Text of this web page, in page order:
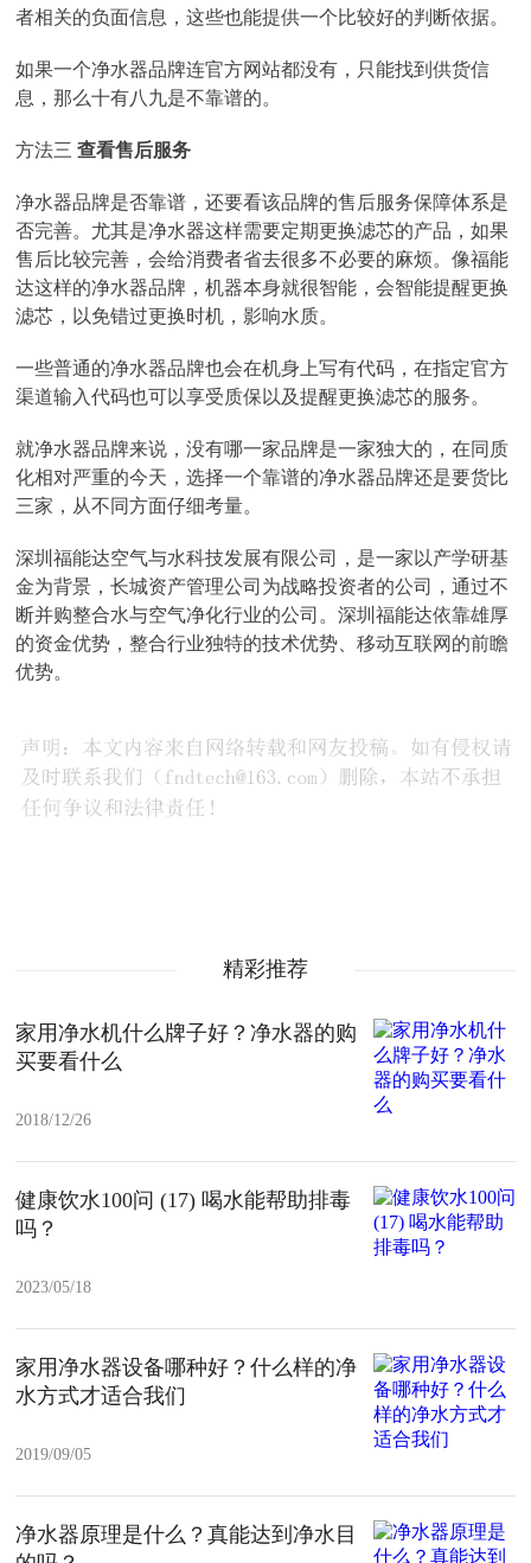
者相关的负面信息，这些也能提供一个比较好的判断依据。
如果一个净水器品牌连官方网站都没有，只能找到供货信
息，那么十有八九是不靠谱的。
方法三查看售后服务
净水器品牌是否靠谱，还要看该品牌的售后服务保障体系是
否完善。尤其是净水器这样需要定期更换滤芯的产品，如果
售后比较完善，会给消费者省去很多不必要的麻烦。像福能
达这样的净水器品牌，机器本身就很智能，会智能提醒更换
滤芯，以免错过更换时机，影响水质。
一些普通的净水器品牌也会在机身上写有代码，在指定官方
渠道输入代码也可以享受质保以及提醒更换滤芯的服务。
就净水器品牌来说，没有哪一家品牌是一家独大的，在同质
化相对严重的今天，选择一个靠谱的净水器品牌还是要货比
三家，从不同方面仔细考量。
深圳福能达空气与水科技发展有限公司，是一家以产学研基
金为背景，长城资产管理公司为战略投资者的公司，通过不
断并购整合水与空气净化行业的公司。深圳福能达依靠雄厚
的资金优势，整合行业独特的技术优势、移动互联网的前瞻
优势。
精彩推荐
家用净水机什么牌子好？净水器的购
买要看什么
2018/12/26
健康饮水100问 (17) 喝水能帮助排毒
吗？
2023/05/18
家用净水器设备哪种好？什么样的净
水方式才适合我们
2019/09/05
净水器原理是什么？真能达到净水目